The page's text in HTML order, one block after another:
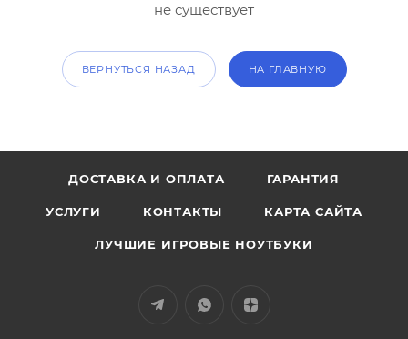
не существует
ВЕРНУТЬСЯ НАЗАД НА ГЛАВНУЮ
ДОСТАВКА И ОПЛАТА ГАРАНТИЯ
УСЛУГИ КОНТАКТЫ КАРТА САЙТА
ЛУЧШИЕ ИГРОВЫЕ НОУТБУКИ